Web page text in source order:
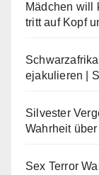
Mädchen will
tritt auf Kopf
ejakulieren |
Silvester
Wahrheit
Sex Terror